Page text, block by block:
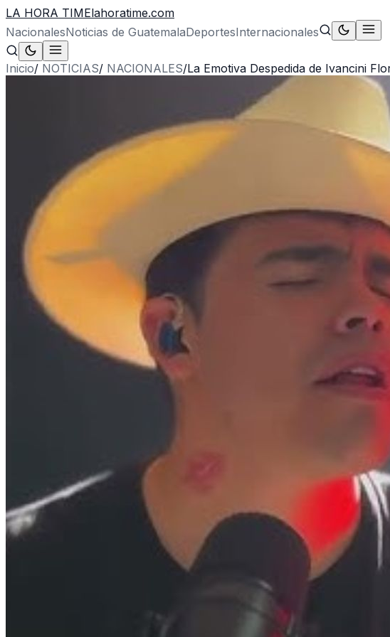
LA HORA TIMElahoratime.com
NacionalesNoticias de GuatemalaDeportesInternacionales
Inicio/ NOTICIAS/ NACIONALES/La Emotiva Despedida de Ivancini